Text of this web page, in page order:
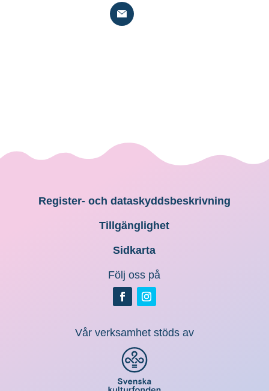
Register- och dataskyddsbeskrivning
Tillgänglighet
Sidkarta
Följ oss på
Vår verksamhet stöds av